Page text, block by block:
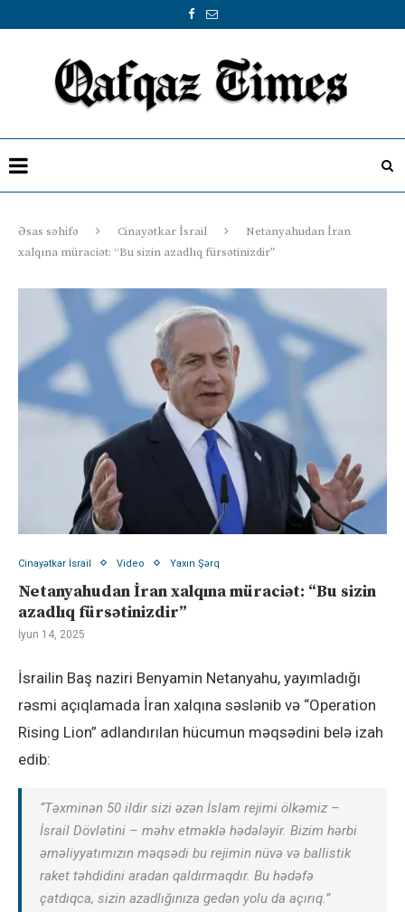
Əsas səhifə Cinayətkar İsrail
Netanyahudan İran
xalqına müraciət: “Bu sizin azadlıq fürsətinizdir”
Cinayətkar İsrail Video Yaxın Şərq
Netanyahudan İran xalqına müraciət: “Bu sizin
azadlıq fürsətinizdir”
İyun 14, 2025
İsrailin Baş naziri Benyamin Netanyahu, yayımladığı
rəsmi açıqlamada İran xalqına səslənib və “Operation
Rising Lion” adlandırılan hücumun məqsədini belə izah
edib:
“Təxminən 50 ildir sizi əzən İslam rejimi ölkəmiz –
İsrail Dövlətini – məhv etməklə hədələyir. Bizim hərbi
əməliyyatımızın məqsədi bu rejimin nüvə və ballistik
raket təhdidini aradan qaldırmaqdır. Bu hədəfə
çatdıqca, sizin azadlığınıza gedən yolu da açırıq.”